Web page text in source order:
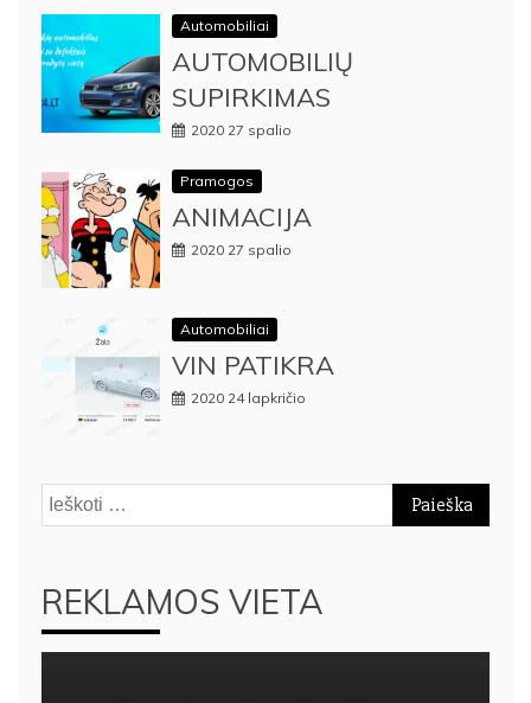
Automobiliai
AUTOMOBILIŲ
SUPIRKIMAS
2020 27 spalio
Pramogos
ANIMACIJA
2020 27 spalio
Automobiliai
VIN PATIKRA
2020 24 lapkričio
Ieškoti:
REKLAMOS VIETA